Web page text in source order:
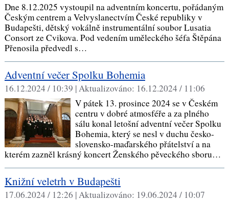
Dne 8.12.2025 vystoupil na adventním koncertu, pořádaným
Českým centrem a Velvyslanectvím České republiky v
Budapešti, dětský vokálně instrumentální soubor Lusatia
Consort ze Cvikova. Pod vedením uměleckého šéfa Štěpána
Přenosila předvedl s…
Adventní večer Spolku Bohemia
16.12.2024 / 10:39 |Aktualizováno: 16.12.2024 / 11:06
V pátek 13. prosince 2024 se v Českém
centru v dobré atmosféře a za plného
sálu konal letošní adventní večer Spolku
Bohemia, který se nesl v duchu česko-
slovensko-maďarského přátelství a na
kterém zazněl krásný koncert Ženského pěveckého sboru…
Knižní veletrh v Budapešti
17.06.2024 / 12:26 |Aktualizováno: 19.06.2024 / 10:07